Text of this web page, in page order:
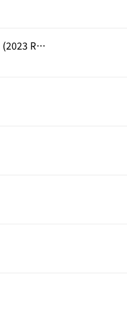
Remember Rockefeller at Attica (2023 Remaster)